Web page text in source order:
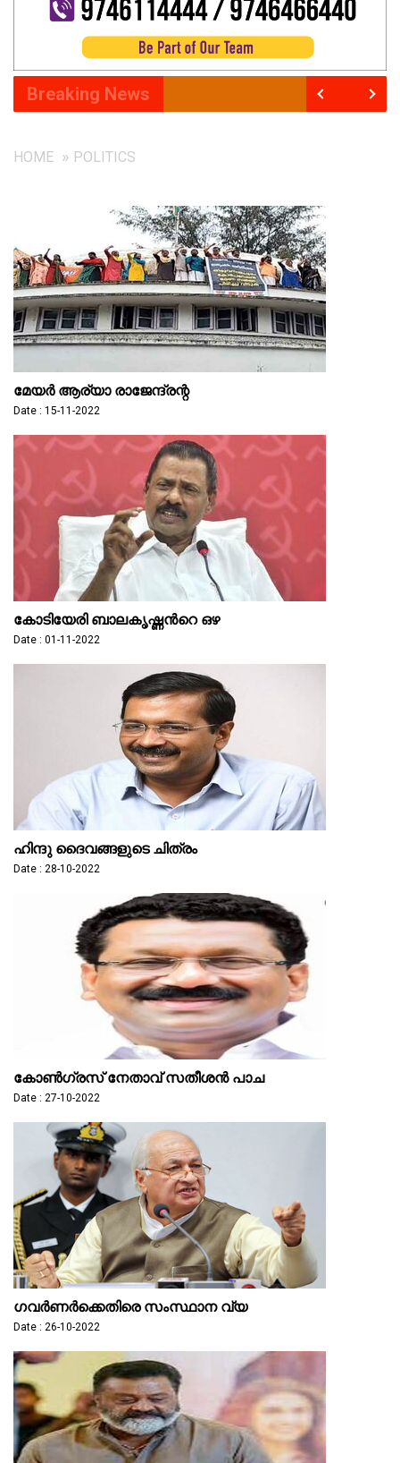
Breaking News
HOME POLITICS
മേയര്‍ ആര്യാ രാജേന്ദ്രന്റ
Date : 15-11-2022
കോടിയേരി ബാലകൃഷ്ണന്‍റെ ഒഴ
Date : 01-11-2022
ഹിന്ദു ദൈവങ്ങളുടെ ചിത്രം
Date : 28-10-2022
കോൺഗ്രസ് നേതാവ് സതീശൻ പാച
Date : 27-10-2022
ഗവർണർക്കെതിരെ സംസ്ഥാന വ്യ
Date : 26-10-2022